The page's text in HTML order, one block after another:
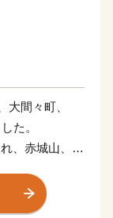
大間々町、
た。
、赤城山、足
な特性をもっ